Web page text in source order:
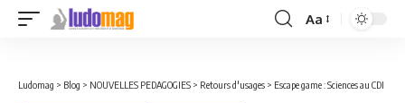
Font
Aa
Ludomag > Blog > NOUVELLES PEDAGOGIES > Retours d'usages > Escape game : Sciences au CDI